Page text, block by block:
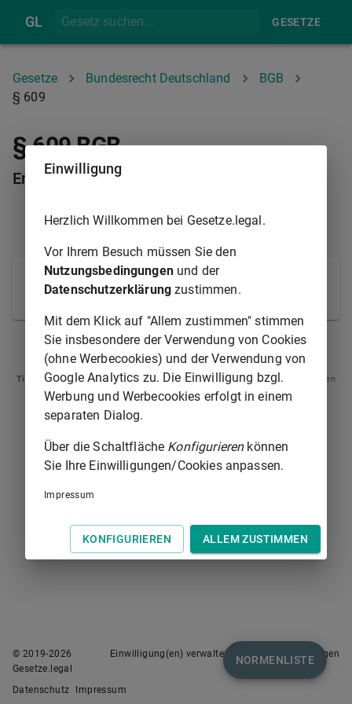
GL GESETZE
Gesetze Bundesrecht Deutschland
BGB
§ 609
§ 609 BGB
Entgelt
Ein Entgelt hat der Darlehensnehmer spätestens bei
Rückerstattung der überlassenen Sache zu bezahlen.
§ 608 § 610
Tipp
: Swipen Sie auf dem Bildschirm links oder rechts zur Navigation zwischen
Normen.
NORMENLISTE
© 2019-2026
Gesetze.legal
Einwilligung(en) verwalten Nutzungsbedingungen
Datenschutz Impressum
Einwilligung
Herzlich Willkommen bei Gesetze.legal.
Vor Ihrem Besuch müssen Sie den
Nutzungsbedingungenund der
Datenschutzerklärung zustimmen.
Mit dem Klick auf "Allem zustimmen" stimmen
Sie insbesondere der Verwendung von Cookies
(ohne Werbecookies) und der Verwendung von
Google Analytics zu. Die Einwilligung bzgl.
Werbung und Werbecookies erfolgt in einem
separaten Dialog.
Über die Schaltfläche Konfigurierenkönnen
Sie Ihre Einwilligungen/Cookies anpassen.
Impressum
KONFIGURIEREN ALLEM ZUSTIMMEN